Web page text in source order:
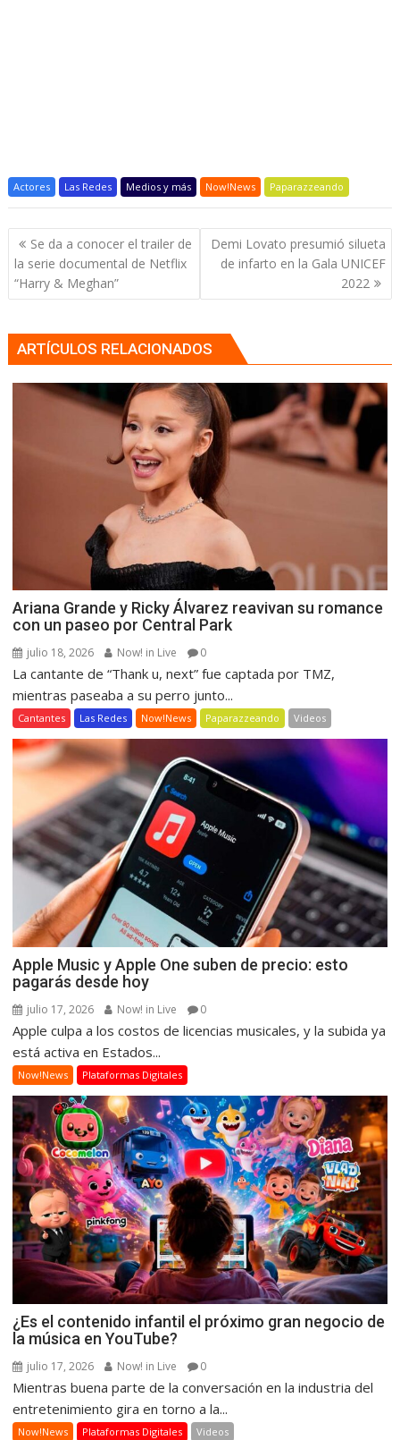
Actores Las Redes Medios y más Now!News Paparazzeando
Navegación
de
entradas
Se da a conocer el trailer de
la serie documental de Netflix
“Harry & Meghan”
Demi Lovato presumió silueta
de infarto en la Gala UNICEF
2022
ARTÍCULOS RELACIONADOS
Ariana Grande y Ricky Álvarez reavivan su romance
con un paseo por Central Park
julio 18, 2026 Now! in Live 0
La cantante de “Thank u, next” fue captada por TMZ,
mientras paseaba a su perro junto...
Cantantes Las Redes Now!News Paparazzeando Videos
Apple Music y Apple One suben de precio: esto
pagarás desde hoy
julio 17, 2026 Now! in Live 0
Apple culpa a los costos de licencias musicales, y la subida ya
está activa en Estados...
Now!News Plataformas Digitales
¿Es el contenido infantil el próximo gran negocio de
la música en YouTube?
julio 17, 2026 Now! in Live 0
Mientras buena parte de la conversación en la industria del
entretenimiento gira en torno a la...
Now!News Plataformas Digitales Videos